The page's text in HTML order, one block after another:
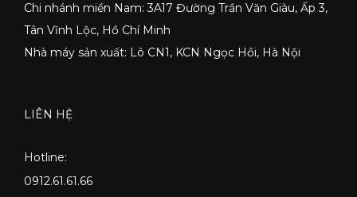
Chi nhánh miền Nam: 3A17 Đường Trần Văn Giàu, Ấp 3,
Tân Vĩnh Lộc, Hồ Chí Minh
Nhà máy sản xuất: Lô CN1, KCN Ngọc Hồi, Hà Nội
LIÊN HỆ
Hotline:
0912.61.61.66